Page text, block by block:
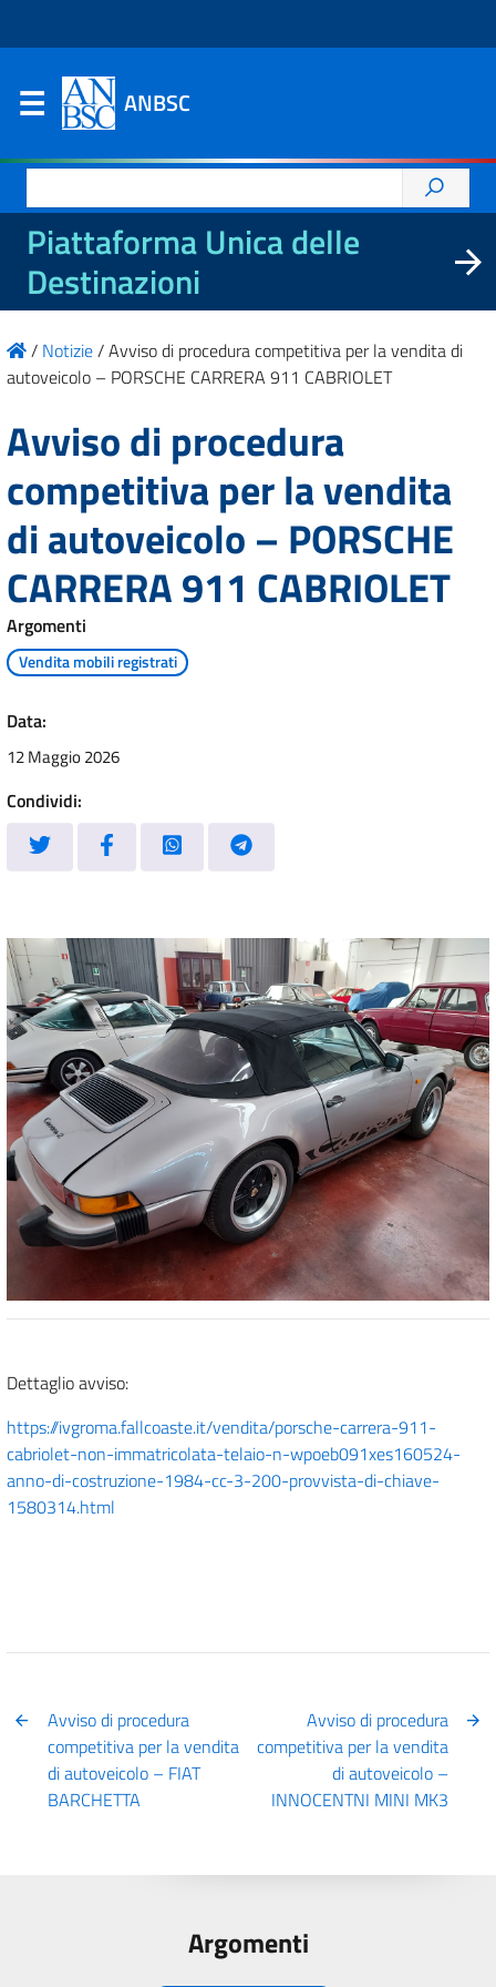
ANBSC
per:
Piattaforma Unica delle
Destinazioni
/ Notizie/Avviso di procedura competitiva per la vendita di
autoveicolo – PORSCHE CARRERA 911 CABRIOLET
Avviso di procedura
competitiva per la vendita
di autoveicolo – PORSCHE
CARRERA 911 CABRIOLET
Argomenti
Vendita mobili registrati
Data:
12 Maggio 2026
Condividi:
Dettaglio avviso:
https://ivgroma.fallcoaste.it/vendita/porsche-carrera-911-
cabriolet-non-immatricolata-telaio-n-wpoeb091xes160524-
anno-di-costruzione-1984-cc-3-200-provvista-di-chiave-
1580314.html
Avviso di procedura
competitiva per la vendita
di autoveicolo – FIAT
BARCHETTA
Avviso di procedura
competitiva per la vendita
di autoveicolo –
INNOCENTNI MINI MK3
Argomenti